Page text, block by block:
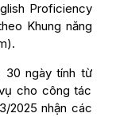
Proficiency
Khung năng
30 ngày tính từ
cho công tác
2025 nhận các